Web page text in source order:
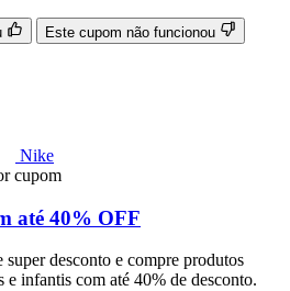
Este cupom não funcionou
Nike
cupom
até 40% OFF
super desconto e compre produtos
e infantis com até 40% de desconto.